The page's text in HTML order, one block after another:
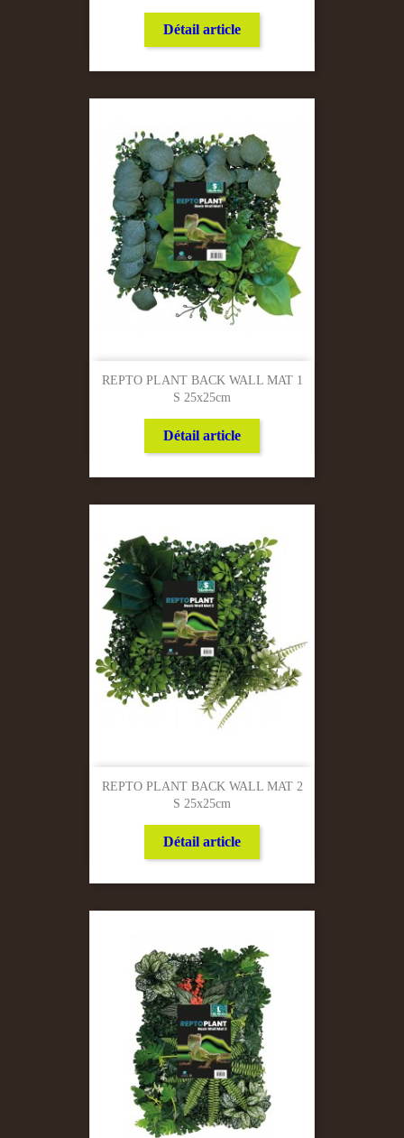
Détail article
REPTO PLANT BACK WALL MAT 1
S 25x25cm
Détail article
REPTO PLANT BACK WALL MAT 2
S 25x25cm
Détail article